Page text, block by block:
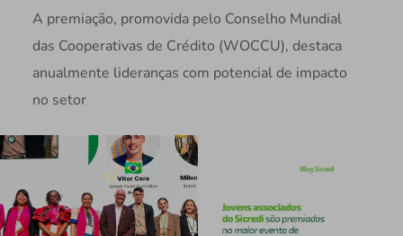
A premiação, promovida pelo Conselho Mundial
das Cooperativas de Crédito (WOCCU), destaca
anualmente lideranças com potencial de impacto
no setor